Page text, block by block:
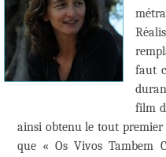
faut
film
ainsi obtenu le tout
que « Os Vivos Tambem